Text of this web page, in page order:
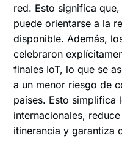
red. Esto significa
puede orientarse a la
disponible. Además,
celebraron
finales IoT, lo que se
a un menor riesgo de
países. Esto simplifica
internacionales,
itinerancia y garantiza